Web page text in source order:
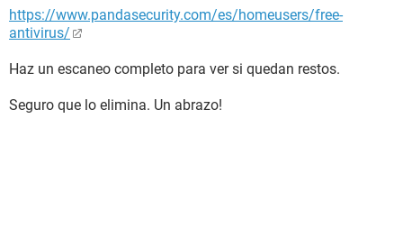
https://www.pandasecurity.com/es/homeusers/free-
antivirus/
Haz un escaneo completo para ver si quedan restos.
Seguro que lo elimina. Un abrazo!